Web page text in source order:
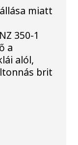
miatt
350-1
a
alól,
brit